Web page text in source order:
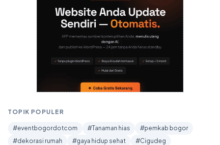
TOPIK POPULER
#eventbogordotcom #Tanaman hias
#pemkab bogor
#dekorasi rumah
#gaya hidup sehat
#Cigudeg